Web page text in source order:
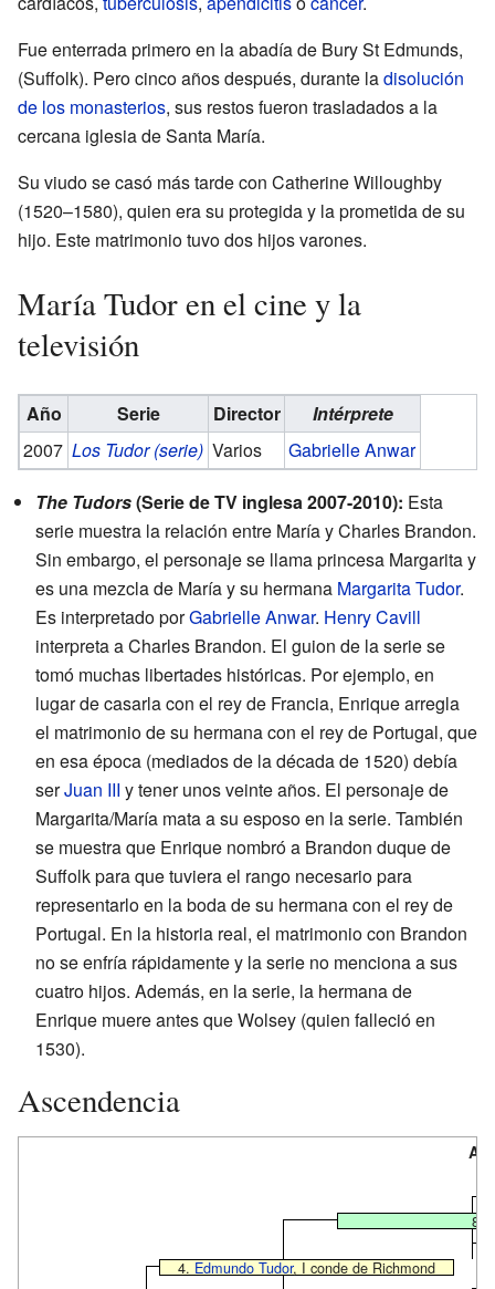
Fue enterrada primero en la abadía de Bury St Edmunds,
(Suffolk). Pero cinco años después, durante ladisolución
de los monasterios, sus restos fueron trasladados a la
cercana iglesia de Santa María.
Su viudo se casó más tarde con Catherine Willoughby
(1520–1580), quien era su protegida y la prometida de su
hijo. Este matrimonio tuvo dos hijos varones.
María Tudor en el cine y la
televisión
Año Serie Director
Intérprete
2007 Los Tudor (serie) Varios Gabrielle Anwar
The Tudors(Serie de TV inglesa 2007-2010): Esta
serie muestra la relación entre María y Charles Brandon.
Sin embargo, el personaje se llama princesa Margarita y
es una mezcla de María y su hermana Margarita Tudor.
Es interpretado porGabrielle Anwar. Henry Cavill
interpreta a Charles Brandon. El guion de la serie se
tomó muchas libertades históricas. Por ejemplo, en
lugar de casarla con el rey de Francia, Enrique arregla
el matrimonio de su hermana con el rey de Portugal, que
en esa época (mediados de la década de 1520) debía
serJuan III y tener unos veinte años. El personaje de
Margarita/María mata a su esposo en la serie. También
se muestra que Enrique nombró a Brandon duque de
Suffolk para que tuviera el rango necesario para
representarlo en la boda de su hermana con el rey de
Portugal. En la historia real, el matrimonio con Brandon
no se enfría rápidamente y la serie no menciona a sus
cuatro hijos. Además, en la serie, la hermana de
Enrique muere antes que Wolsey (quien falleció en
1530).
Ascendencia
8.
4.Edmundo Tudor, I conde de Richmond